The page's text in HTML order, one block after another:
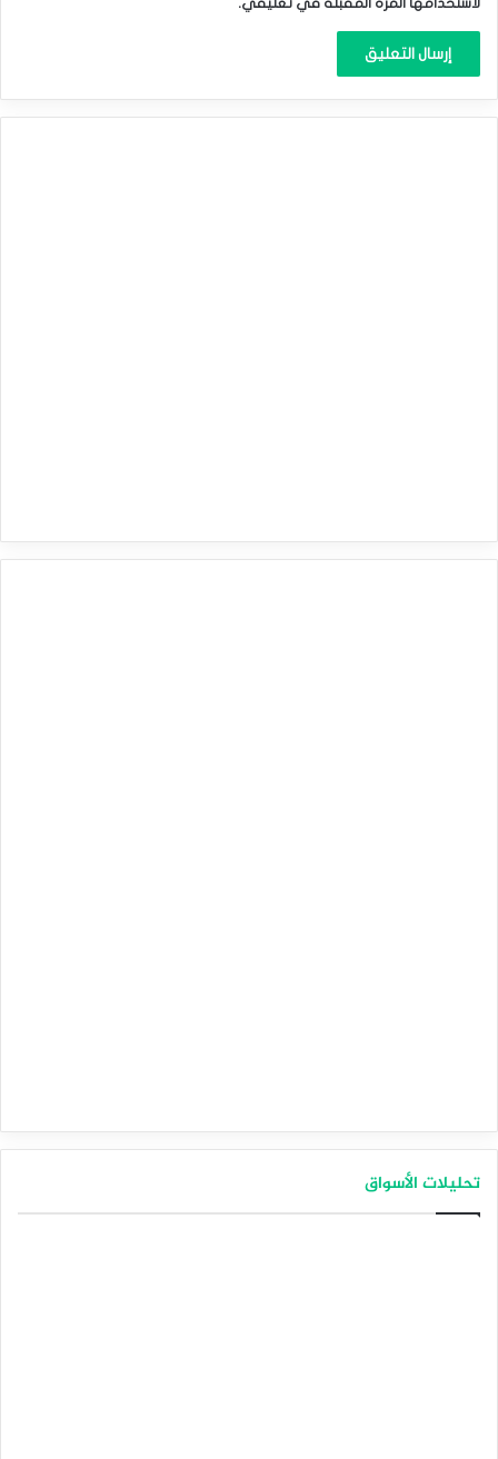
تحليلات الأسواق